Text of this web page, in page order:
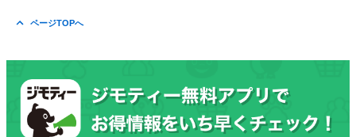
ページTOPへ